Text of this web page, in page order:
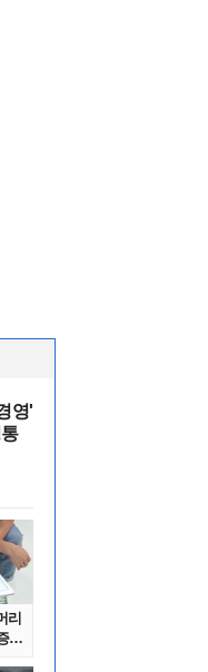
영'
리
금